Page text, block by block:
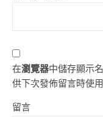
在瀏覽器中儲存顯示
供下次發佈留言時使用
留言